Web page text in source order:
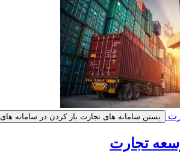
بستن سامانه های تجارت باز کردن در سامانه
تجارت